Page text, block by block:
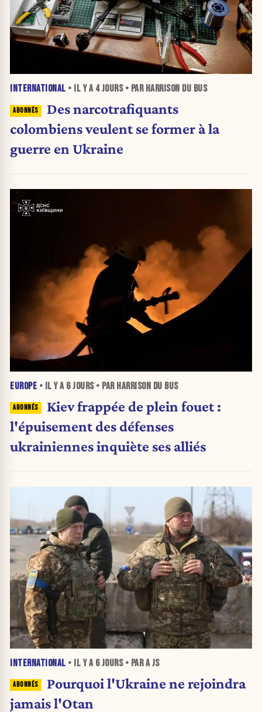
INTERNATIONAL • IL Y A 4 JOURS• PAR HARRISON DU BUS
Des narcotrafiquants
colombiens veulent se former à la
guerre en Ukraine
EUROPE • IL Y A 6 JOURS• PAR HARRISON DU BUS
Kiev frappée de plein fouet :
l'épuisement des défenses
ukrainiennes inquiète ses alliés
INTERNATIONAL • IL Y A 6 JOURS• PAR A JS
Pourquoi l'Ukraine ne rejoindra
jamais l'Otan